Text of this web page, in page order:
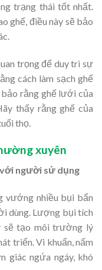
trạng thái tốt nhất.
ghế, điều này sẽ bảo
trọng để duy trì sự
cách làm sạch ghế
bảo rằng ghế lưới của
thấy rằng ghế của
thọ.
xuyên
người sử dụng
vướng nhiều bụi bẩn
dùng. Lượng bụi tích
sẽ tạo môi trường lý
triển. Vi khuẩn, nấm
giác ngứa ngáy, khó